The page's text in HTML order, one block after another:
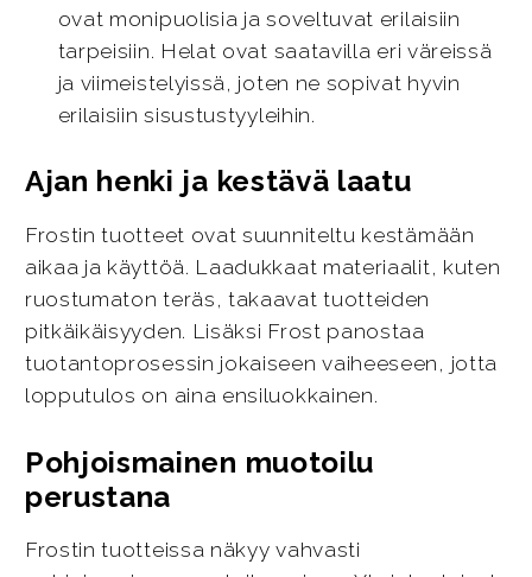
ovat monipuolisia ja soveltuvat erilaisiin
tarpeisiin. Helat ovat saatavilla eri väreissä
ja viimeistelyissä, joten ne sopivat hyvin
erilaisiin sisustustyyleihin.
Ajan henki ja kestävä laatu
Frostin tuotteet ovat suunniteltu kestämään
aikaa ja käyttöä. Laadukkaat materiaalit, kuten
ruostumaton teräs, takaavat tuotteiden
pitkäikäisyyden. Lisäksi Frost panostaa
tuotantoprosessin jokaiseen vaiheeseen, jotta
lopputulos on aina ensiluokkainen.
Pohjoismainen muotoilu
perustana
Frostin tuotteissa näkyy vahvasti